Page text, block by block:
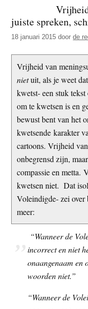
z
e
n
d
juiste spreken,
18 januari 2015 doorde
Vrijheid van
nietuit, als je weet
kwetst- een stuk
om te kwetsen is en
bewust bent van het
kwetsende karakter
cartoons. Vrijheid
onbegrensd zijn,
compassie en metta.
kwetsen niet. Dat
Voleindigde- zei
meer:
“Wanneer de
incorrect en niet
onaangenaam en
woorden niet.”
“Wanneer de